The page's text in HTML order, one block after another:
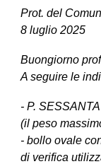
Prot. del
8 luglio 2025
Buongiorno
A seguire le
- P.
(il peso
- bollo ovale
di verifica